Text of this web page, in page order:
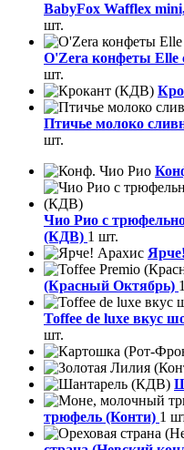
BabyFox Wafflex
шт.
O'Zera конфеты Elle
шт.
Птичье молоко
шт.
Чио Рио с
(КДВ) 1 шт.
(Красный Октябрь)
Toffee de luxe вкус
шт.
трюфель (Конти) 1